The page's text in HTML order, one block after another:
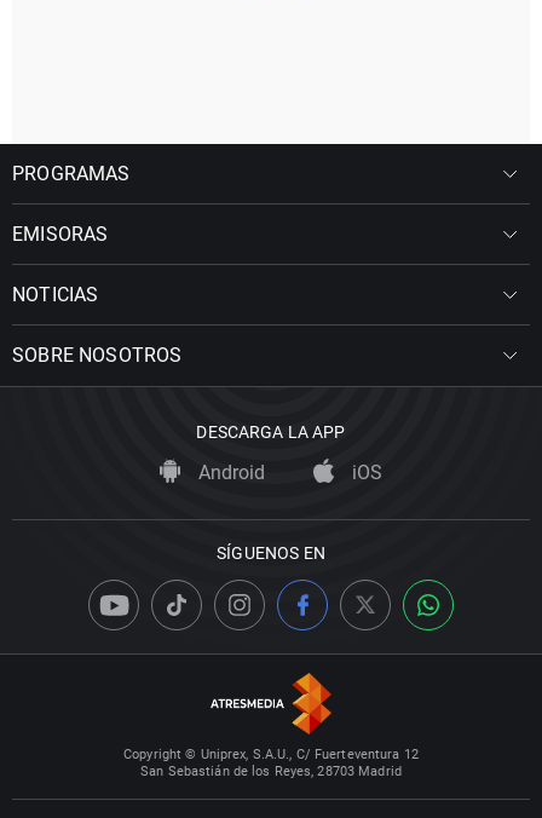
PROGRAMAS
EMISORAS
NOTICIAS
SOBRE NOSOTROS
DESCARGA LA APP
Android iOS
SÍGUENOS EN
Copyright © Uniprex, S.A.U., C/ Fuerteventura 12
San Sebastián de los Reyes, 28703 Madrid